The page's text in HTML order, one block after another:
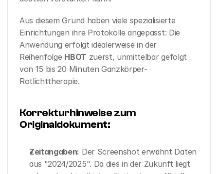
Aus diesem Grund haben viele spezialisierte
Einrichtungen ihre Protokolle angepasst: Die
Anwendung erfolgt idealerweise in der
Reihenfolge HBOT zuerst, unmittelbar gefolgt
von 15 bis 20 Minuten Ganzkörper-
Rotlichttherapie.
Korrekturhinweise zum
Originaldokument:
Zeitangaben: Der Screenshot erwähnt Daten
aus "2024/2025". Da dies in der Zukunft liegt